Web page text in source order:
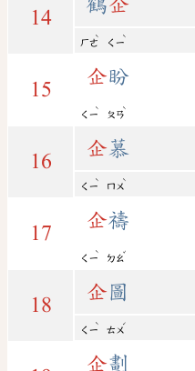
14
鶴企
ㄏㄜ
ˋ
ㄑㄧ
ˋ
15
企盼
ㄑㄧ
ˋ
ㄆㄢ
ˋ
16
企慕
ㄑㄧ
ˋ
ㄇㄨ
ˋ
17
企禱
ㄑㄧ
ˋ
ㄉㄠ
ˇ
18
企圖
ㄑㄧ
ˋ
ㄊㄨ
ˊ
企劃